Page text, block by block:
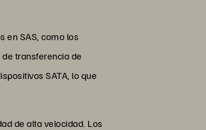
en SAS, como los
transferencia de
SATA, lo que
de alta velocidad. Los